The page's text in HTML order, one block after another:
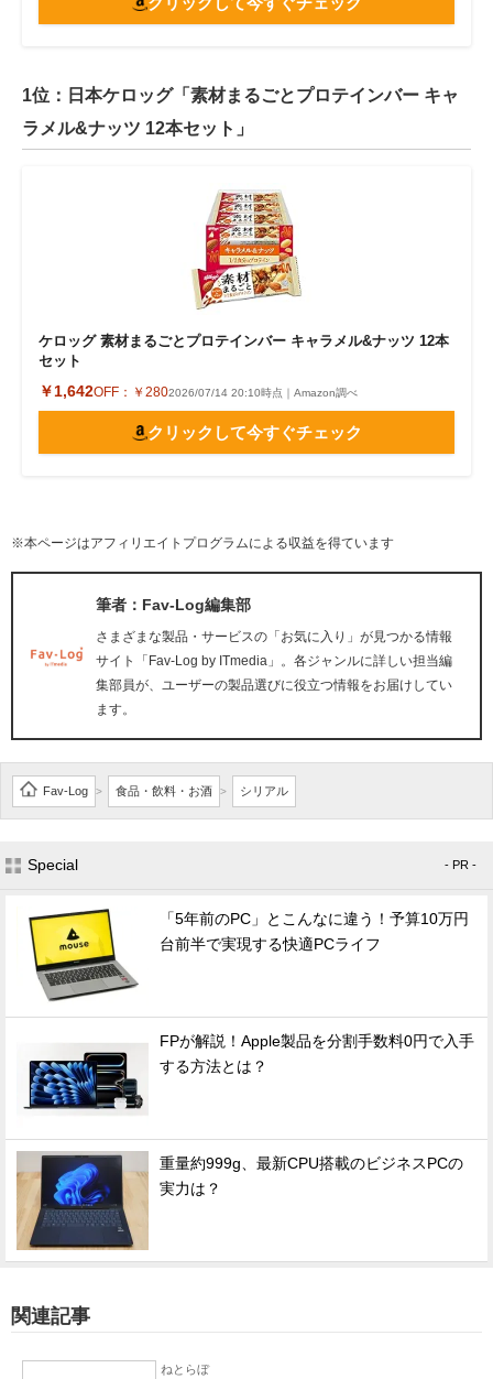
1位：日本ケロッグ「素材まるごとプロテインバー キャ
ラメル&ナッツ 12本セット」
ケロッグ 素材まるごとプロテインバー キャラメル&ナッツ 12本
セット
￥1,642OFF： ￥2802026/07/14 20:10時点｜Amazon調べ
クリックして今すぐチェック
※本ページはアフィリエイトプログラムによる収益を得ています
筆者：Fav-Log編集部
さまざまな製品・サービスの「お気に入り」が見つかる情報
サイト「Fav-Log by ITmedia」。各ジャンルに詳しい担当編
集部員が、ユーザーの製品選びに役立つ情報をお届けしてい
ます。
Fav-Log > 食品・飲料・お酒 > シリアル
Special - PR -
「5年前のPC」とこんなに違う！予算10万円
台前半で実現する快適PCライフ
FPが解説！Apple製品を分割手数料0円で入手
する方法とは？
重量約999g、最新CPU搭載のビジネスPCの
実力は？
関連記事
ねとらぼ